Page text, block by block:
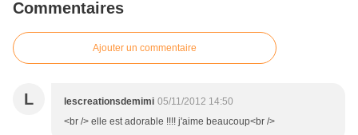
Commentaires
Ajouter un commentaire
L lescreationsdemimi 05/11/2012 14:50
<br /> elle est adorable !!!! j'aime beaucoup<br />